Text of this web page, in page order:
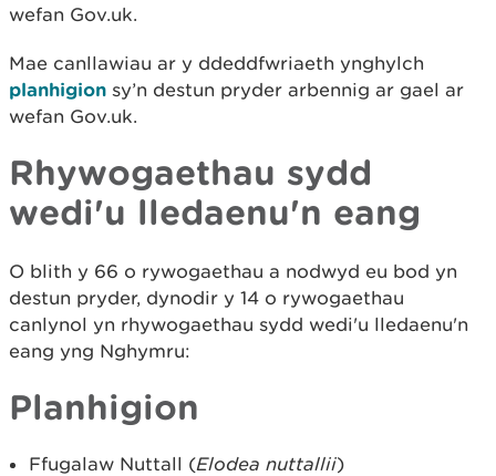
wefan Gov.uk.
Mae canllawiau ar y ddeddfwriaeth ynghylch
planhigion sy’n destun pryder arbennig ar gael ar
wefan Gov.uk.
Rhywogaethau sydd
wedi'u lledaenu'n eang
O blith y 66 o rywogaethau a nodwyd eu bod yn
destun pryder, dynodir y 14 o rywogaethau
canlynol yn rhywogaethau sydd wedi'u lledaenu'n
eang yng Nghymru:
Planhigion
Ffugalaw Nuttall (Elodea nuttallii)